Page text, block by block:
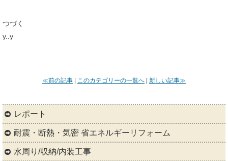
つづく
y..y
≪前の記事 このカテゴリーの一覧へ 新しい記事≫
レポート
耐震・断熱・気密 省エネルギーリフォーム
水周り/収納/内装工事